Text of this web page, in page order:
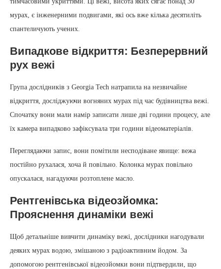
мурах, є інженерними подвигами, які ось вже кілька десятиліть
спантеличують учених.
Випадкове відкриття: Безперервний
рух вежі
Група дослідників з Georgia Tech натрапила на незвичайне
відкриття, досліджуючи вогняних мурах під час будівництва вежі.
Спочатку вони мали намір записати лише дві години процесу, але
їх камера випадково зафіксувала три години відеоматеріалів.
Переглядаючи запис, вони помітили несподіване явище: вежа
постійно рухалася, хоча й повільно. Колонка мурах повільно
опускалася, нагадуючи розтоплене масло.
Рентгенівська відеозйомка:
Прояснення динаміки вежі
Щоб детальніше вивчити динаміку вежі, дослідники нагодували
деяких мурах водою, змішаною з радіоактивним йодом. За
допомогою рентгенівської відеозйомки вони підтвердили, що